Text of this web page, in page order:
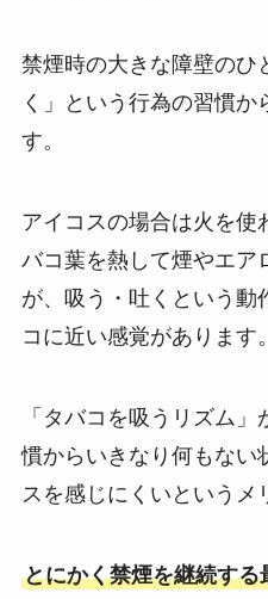
禁煙時の大きな障壁のひ
く」という行為の習慣
す。
アイコスの場合は火を使
バコ葉を熱して煙やエア
が、吸う・吐くという動
コに近い感覚があります。
「タバコを吸うリズム
慣からいきなり何もない
スを感じにくいというメ
とにかく禁煙を継続す